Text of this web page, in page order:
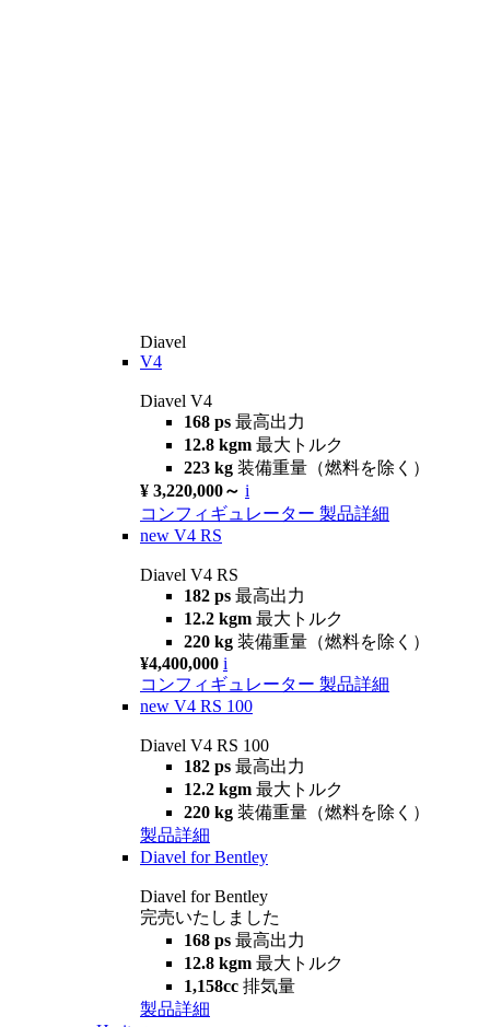
Diavel
V4
Diavel V4
168 ps 最高出力
12.8 kgm 最大トルク
223 kg 装備重量（燃料を除く）
¥ 3,220,000～ i
コンフィギュレーター 製品詳細
new V4 RS
Diavel V4 RS
182 ps 最高出力
12.2 kgm 最大トルク
220 kg 装備重量（燃料を除く）
¥4,400,000 i
コンフィギュレーター 製品詳細
new V4 RS 100
Diavel V4 RS 100
182 ps 最高出力
12.2 kgm 最大トルク
220 kg 装備重量（燃料を除く）
製品詳細
Diavel for Bentley
Diavel for Bentley
完売いたしました
168 ps 最高出力
12.8 kgm 最大トルク
1,158cc 排気量
製品詳細